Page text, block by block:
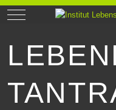
Mobile Menu Toggle